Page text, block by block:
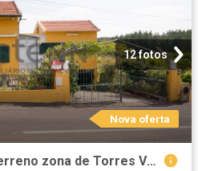
12 fotos
Nova oferta
Moradia T2 + sotão e terreno zona de Torres Vedras